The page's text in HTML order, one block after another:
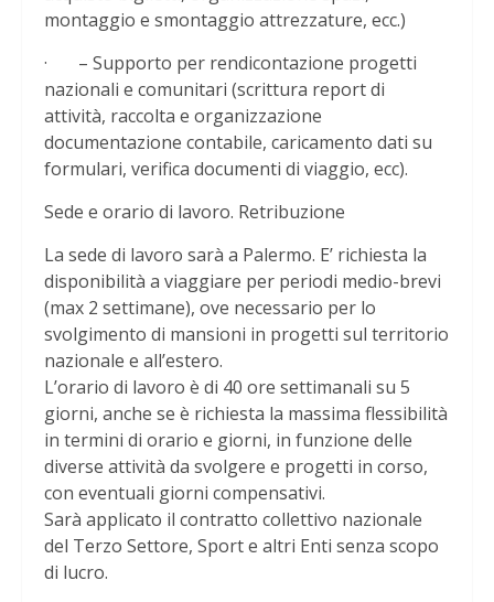
montaggio e smontaggio attrezzature, ecc.)
· – Supporto per rendicontazione progetti
nazionali e comunitari (scrittura report di
attività, raccolta e organizzazione
documentazione contabile, caricamento dati su
formulari, verifica documenti di viaggio, ecc).
Sede e orario di lavoro. Retribuzione
La sede di lavoro sarà a Palermo. E’ richiesta la
disponibilità a viaggiare per periodi medio-brevi
(max 2 settimane), ove necessario per lo
svolgimento di mansioni in progetti sul territorio
nazionale e all’estero.
L’orario di lavoro è di 40 ore settimanali su 5
giorni, anche se è richiesta la massima flessibilità
in termini di orario e giorni, in funzione delle
diverse attività da svolgere e progetti in corso,
con eventuali giorni compensativi.
Sarà applicato il contratto collettivo nazionale
del Terzo Settore, Sport e altri Enti senza scopo
di lucro.